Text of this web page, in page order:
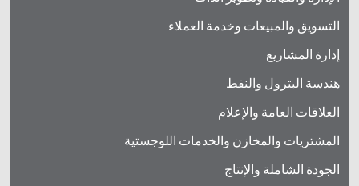
التسويق والمبيعات وخدمة العملاء
إدارة المشاريع
هندسة البترول والنفط
العلاقات العامة والإعلام
المشتريات والمخازن والخدمات اللوجستية
الجودة الشاملة والإنتاج